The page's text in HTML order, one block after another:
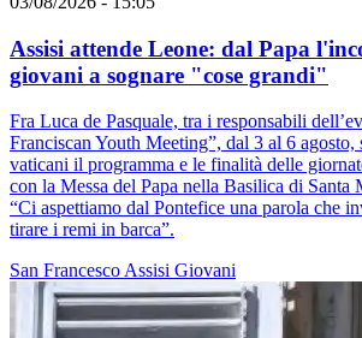
Assisi attende Leone: dal Papa
giovani a sognare "cose grandi"
Fra Luca de Pasquale, tra i responsabili
Franciscan Youth Meeting”, dal 3 al 6 agosto,
vaticani il programma e le finalità delle
con la Messa del Papa nella Basilica di Santa
“Ci aspettiamo dal Pontefice una parola che
tirare i remi in barca”.
San FrancescoAssisi Giovani